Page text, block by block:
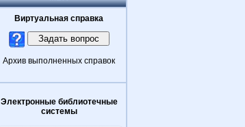
Виртуальная справка
Архив выполненных справок
Электронные библиотечные
системы